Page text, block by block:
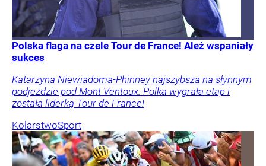
Polska flaga na czele Tour de France! Ależ wspaniały
sukces
Katarzyna Niewiadoma-Phinney najszybsza na słynnym
podjeździe pod Mont Ventoux. Polka wygrała etap i
została liderką Tour de France!
KolarstwoSport